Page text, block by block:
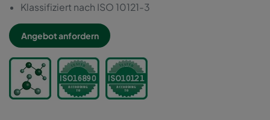
Klassifiziert nach ISO 10121-3
Angebot anfordern